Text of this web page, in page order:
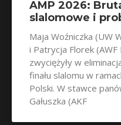
AMP 2026:
slalomowe i
Maja Woźniczka (UW
i Patrycja Florek
zwyciężyły w
finału slalomu w
Polski. W stawce
Gałuszka (AKF